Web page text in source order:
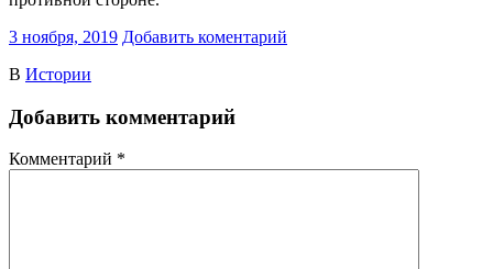
3 ноября, 2019 Добавить коментарий
В Истории
Добавить комментарий
Комментарий *